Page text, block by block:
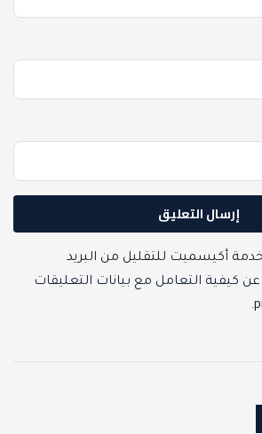
أكيسميت للتقليل من البريد
عن كيفية التعامل مع بيانات التعليقات
.